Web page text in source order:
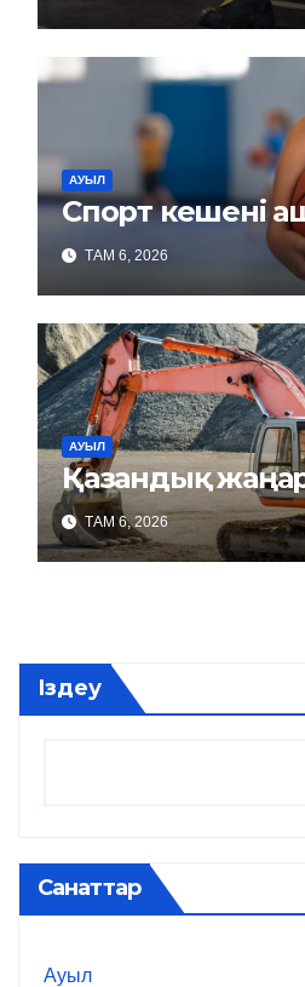
АУЫЛ
Спорт кешені
ТАМ 6, 2026
АУЫЛ
Қазандық
ТАМ 6, 2026
Іздеу
Санаттар
Ауыл